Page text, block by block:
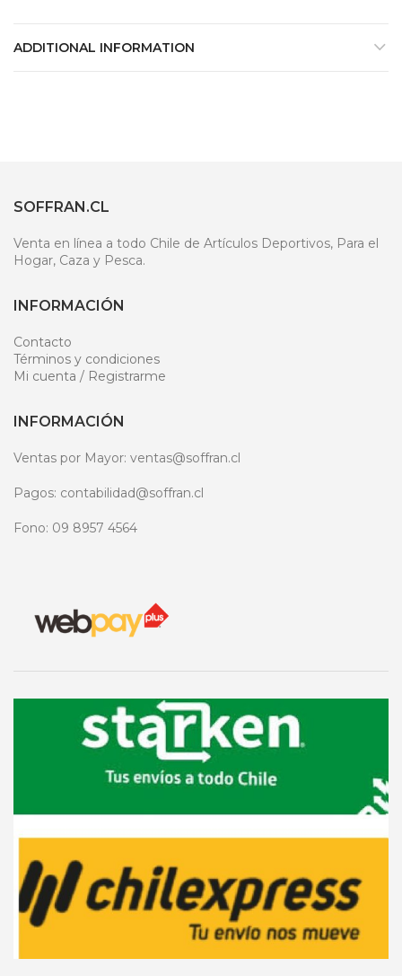
ADDITIONAL INFORMATION
SOFFRAN.CL
Venta en línea a todo Chile de Artículos Deportivos, Para el
Hogar, Caza y Pesca.
INFORMACIÓN
Contacto
Términos y condiciones
Mi cuenta / Registrarme
INFORMACIÓN
Ventas por Mayor: ventas@soffran.cl
Pagos: contabilidad@soffran.cl
Fono: 09 8957 4564